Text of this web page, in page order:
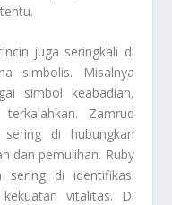
juga seringkali di
simbolis. Misalnya
simbol keabadian,
Zamrud
di hubungkan
dan pemulihan. Ruby
sering di identifikasi
vitalitas. Di